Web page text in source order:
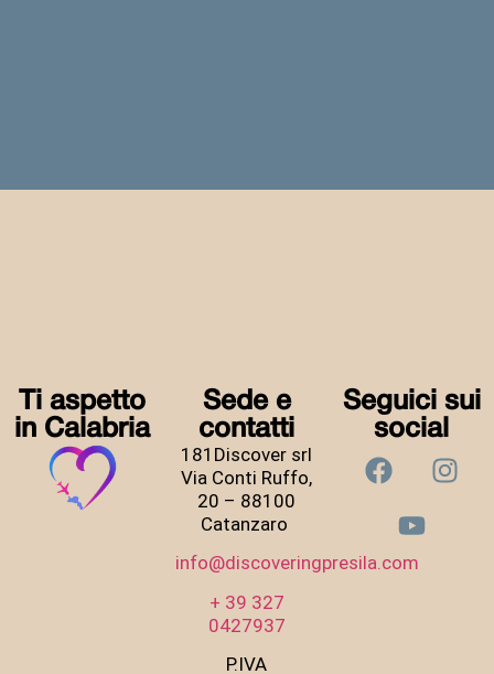
Ti aspetto
in Calabria
Sede e
contatti
181Discover srl
Via Conti Ruffo,
20 – 88100
Catanzaro
info@discoveringpresila.com
+ 39 327
0427937
P.IVA
Seguici sui
social